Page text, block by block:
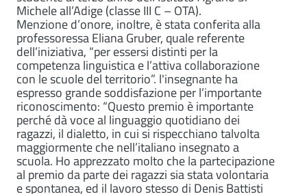
Michele all’Adige (classe III C – OTA).
Menzione d’onore, inoltre, è stata conferita alla
professoressa Eliana Gruber, quale referente
dell’iniziativa, “per essersi distinti per la
competenza linguistica e l’attiva collaborazione
con le scuole del territorio”. l'insegnante ha
espresso grande soddisfazione per l’importante
riconoscimento: “Questo premio è importante
perché dà voce al linguaggio quotidiano dei
ragazzi, il dialetto, in cui si rispecchiano talvolta
maggiormente che nell’italiano insegnato a
scuola. Ho apprezzato molto che la partecipazione
al premio da parte dei ragazzi sia stata volontaria
e spontanea, ed il lavoro stesso di Denis Battisti